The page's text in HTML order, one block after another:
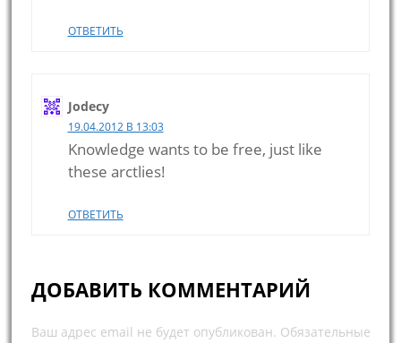
ОТВЕТИТЬ
Jodecy
19.04.2012 В 13:03
Knowledge wants to be free, just like
these arctlies!
ОТВЕТИТЬ
ДОБАВИТЬ КОММЕНТАРИЙ
Ваш адрес email не будет опубликован. Обязательные